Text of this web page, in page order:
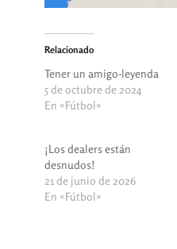
Relacionado
Tener un amigo-leyenda
5 de octubre de 2024
En «Fútbol»
¡Los dealers están
desnudos!
21 de junio de 2026
En «Fútbol»